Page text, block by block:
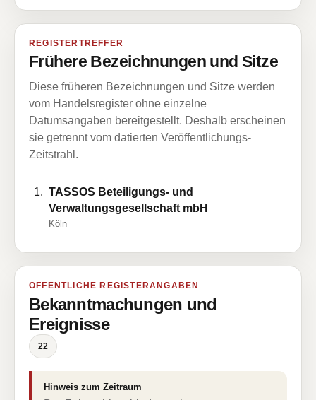
REGISTERTREFFER
Frühere Bezeichnungen und Sitze
Diese früheren Bezeichnungen und Sitze werden
vom Handelsregister ohne einzelne
Datumsangaben bereitgestellt. Deshalb erscheinen
sie getrennt vom datierten Veröffentlichungs-
Zeitstrahl.
TASSOS Beteiligungs- und
Verwaltungsgesellschaft mbH
Köln
ÖFFENTLICHE REGISTERANGABEN
Bekanntmachungen und
Ereignisse
22
Hinweis zum Zeitraum